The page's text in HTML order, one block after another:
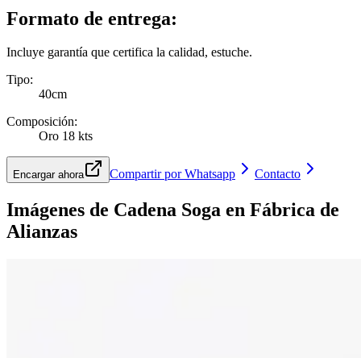
Formato de entrega:
Incluye garantía que certifica la calidad, estuche.
Tipo:
40cm
Composición:
Oro 18 kts
Encargar ahora Compartir por Whatsapp Contacto
Imágenes de Cadena Soga en Fábrica de
Alianzas